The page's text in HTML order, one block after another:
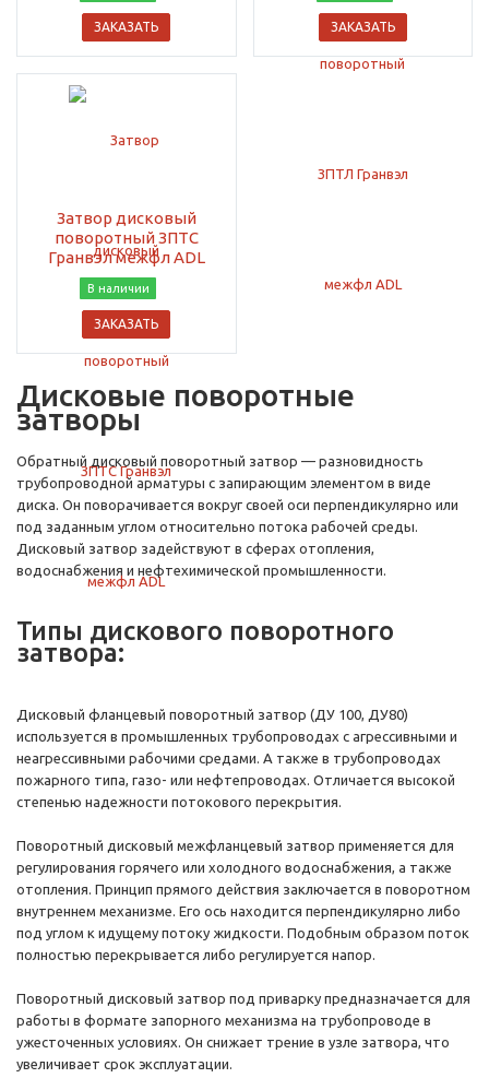
ЗАКАЗАТЬ ЗАКАЗАТЬ
Затвор дисковый
поворотный ЗПТС
Гранвэл межфл ADL
В наличии
ЗАКАЗАТЬ
Дисковые поворотные
затворы
Обратный дисковый поворотный затвор — разновидность
трубопроводной арматуры с запирающим элементом в виде
диска. Он поворачивается вокруг своей оси перпендикулярно или
под заданным углом относительно потока рабочей среды.
Дисковый затвор задействуют в сферах отопления,
водоснабжения и нефтехимической промышленности.
Типы дискового поворотного
затвора:
Дисковый фланцевый поворотный затвор (ДУ 100, ДУ80)
используется в промышленных трубопроводах с агрессивными и
неагрессивными рабочими средами. А также в трубопроводах
пожарного типа, газо- или нефтепроводах. Отличается высокой
степенью надежности потокового перекрытия.
Поворотный дисковый межфланцевый затвор применяется для
регулирования горячего или холодного водоснабжения, а также
отопления. Принцип прямого действия заключается в поворотном
внутреннем механизме. Его ось находится перпендикулярно либо
под углом к идущему потоку жидкости. Подобным образом поток
полностью перекрывается либо регулируется напор.
Поворотный дисковый затвор под приварку предназначается для
работы в формате запорного механизма на трубопроводе в
ужесточенных условиях. Он снижает трение в узле затвора, что
увеличивает срок эксплуатации.